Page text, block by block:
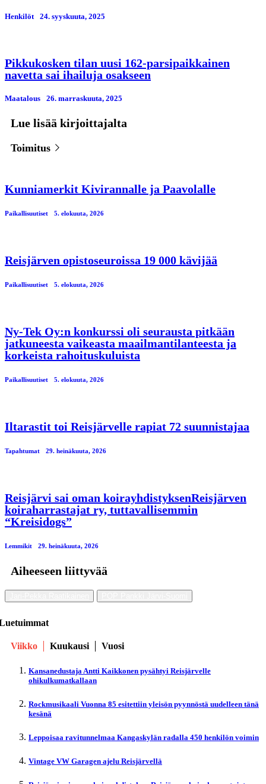
Henkilöt 24. syyskuuta, 2025
Pikkukosken tilan uusi 162-parsipaikkainen
navetta sai ihailuja osakseen
Maatalous 26. marraskuuta, 2025
Lue lisää kirjoittajalta
Toimitus
Kunniamerkit Kivirannalle ja Paavolalle
Paikallisuutiset 5. elokuuta, 2026
Reisjärven opistoseuroissa 19 000 kävijää
Paikallisuutiset 5. elokuuta, 2026
Ny-Tek Oy:n konkurssi oli seurausta pitkään
jatkuneesta vaikeasta maailmantilanteesta ja
korkeista rahoituskuluista
Paikallisuutiset 5. elokuuta, 2026
Iltarastit toi Reisjärvelle rapiat 72 suunnistajaa
Tapahtumat 29. heinäkuuta, 2026
Reisjärvi sai oman koirayhdistyksenReisjärven
koiraharrastajat ry, tuttavallisemmin
“Kreisidogs”
Lemmikit 29. heinäkuuta, 2026
Aiheeseen liittyvää
Viikko Kuukausi Vuosi
Kansanedustaja Antti Kaikkonen pysähtyi Reisjärvelle
ohikulkumatkallaan
Rockmusikaali Vuonna 85 esitettiin yleisön pyynnöstä uudelleen tänä
kesänä
Leppoisaa ravitunnelmaa Kangaskylän radalla 450 henkilön voimin
Vintage VW Garagen ajelu Reisjärvellä